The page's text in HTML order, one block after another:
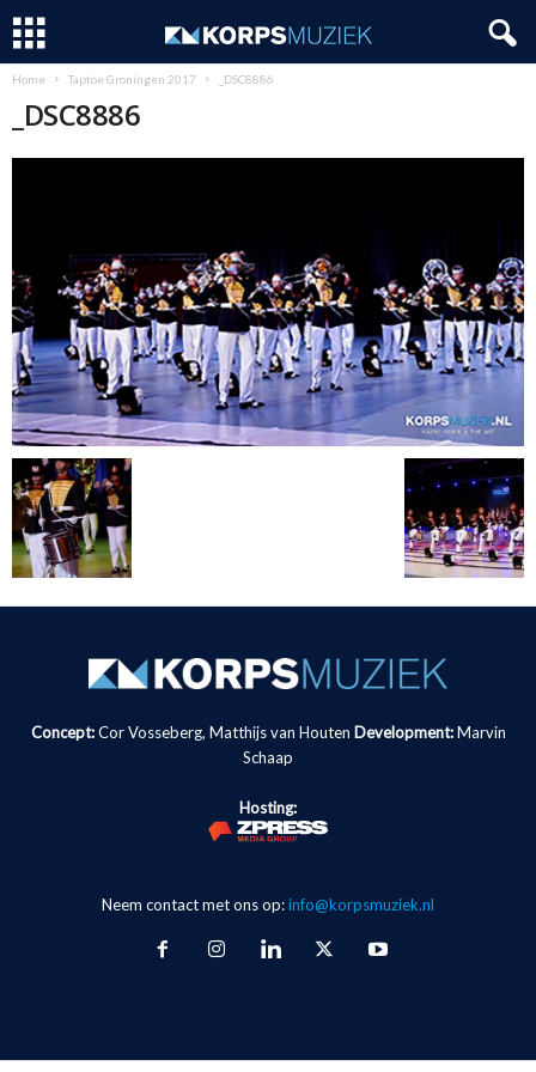
Home Taptoe Groningen 2017 _DSC8886
_DSC8886
Concept:Cor Vosseberg, Matthijs van Houten Development: Marvin
Schaap
Hosting:
Neem contact met ons op:info@korpsmuziek.nl